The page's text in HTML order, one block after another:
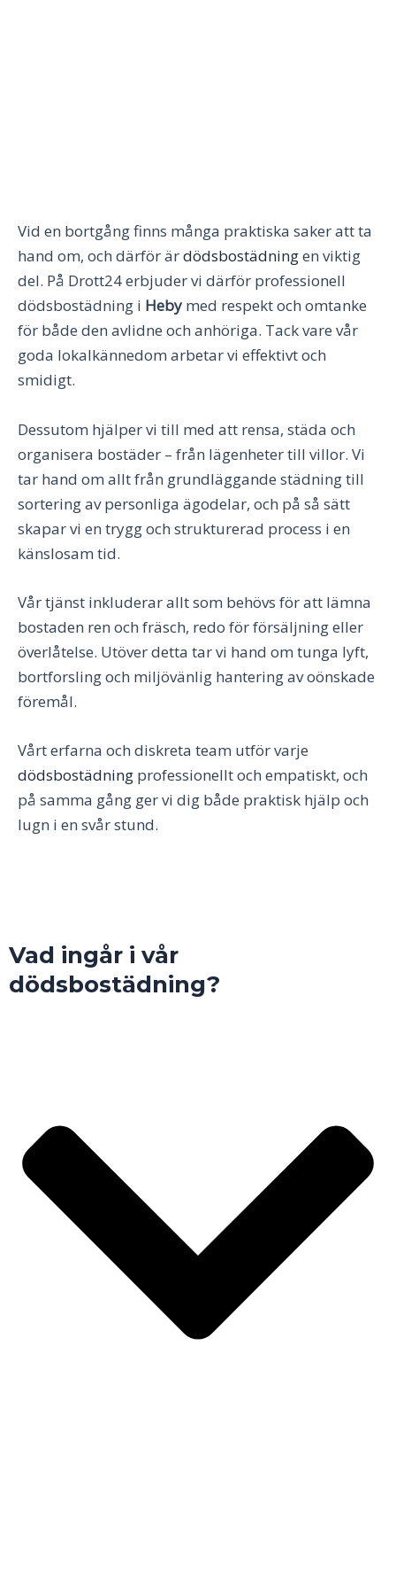
Vid en bortgång finns många praktiska saker att ta
hand om, och därför ärdödsbostädningen viktig
del. På Drott24 erbjuder vi därför professionell
dödsbostädning i Heby med respekt och omtanke
för både den avlidne och anhöriga. Tack vare vår
goda lokalkännedom arbetar vi effektivt och
smidigt.
Dessutom hjälper vi till med att rensa, städa och
organisera bostäder – från lägenheter till villor. Vi
tar hand om allt från grundläggande städning till
sortering av personliga ägodelar, och på så sätt
skapar vi en trygg och strukturerad process i en
känslosam tid.
Vår tjänst inkluderar allt som behövs för att lämna
bostaden ren och fräsch, redo för försäljning eller
överlåtelse. Utöver detta tar vi hand om tunga lyft,
bortforsling och miljövänlig hantering av oönskade
föremål.
Vårt erfarna och diskreta team utför varje
dödsbostädning professionellt och empatiskt, och
på samma gång ger vi dig både praktisk hjälp och
lugn i en svår stund.
Vad ingår i vår
dödsbostädning?